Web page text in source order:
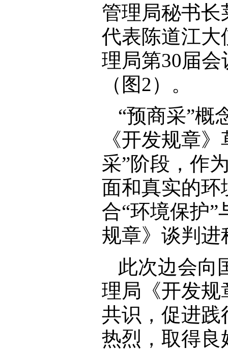
管理局秘书
代表陈道江大
理局第30届
（图2）。
“预商采”概
《开发规章
采”阶段，作
面和真实的环
合“环境保护
规章》谈判进
此次边会向
理局《开发规
共识，促进践
热烈，取得良